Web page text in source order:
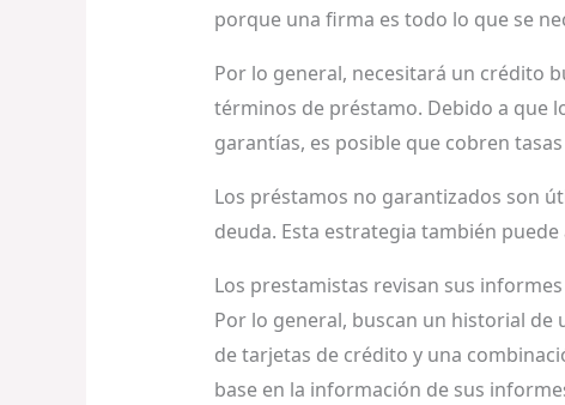
porque una firma es todo lo que se
Por lo general, necesitará un crédito
términos de préstamo. Debido a que
garantías, es posible que cobren
Los préstamos no garantizados son
deuda. Esta estrategia también
Los prestamistas revisan sus
Por lo general, buscan un historial de
de tarjetas de crédito y una
base en la información de sus